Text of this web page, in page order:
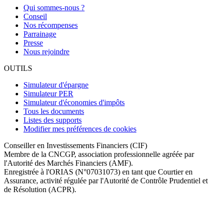
Qui sommes-nous ?
Conseil
Nos récompenses
Parrainage
Presse
Nous rejoindre
OUTILS
Simulateur d'épargne
Simulateur PER
Simulateur d'économies d'impôts
Tous les documents
Listes des supports
Modifier mes préférences de cookies
Conseiller en Investissements Financiers (CIF)
Membre de la CNCGP, association professionnelle agréée par
l'Autorité des Marchés Financiers (AMF).
Enregistrée à l'ORIAS (N°07031073) en tant que Courtier en
Assurance, activité régulée par l'Autorité de Contrôle Prudentiel et
de Résolution (ACPR).